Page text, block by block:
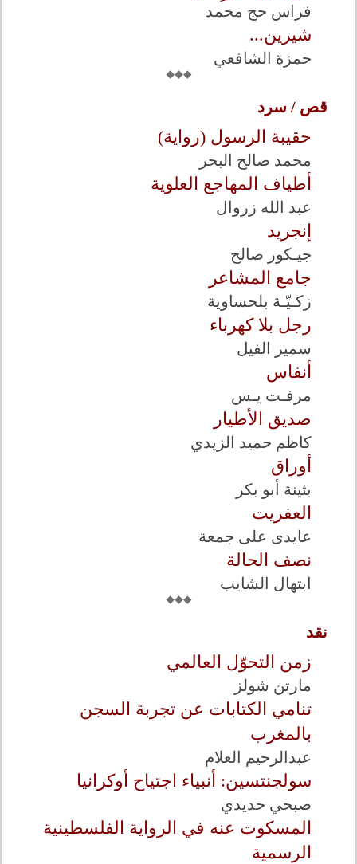
فراس حج محمد
شيرين...
حمزة الشافعي
قص / سرد
حقيبة الرسول (رواية)
محمد صالح البحر
أطياف المهاجع العلوية
عبد الله زروال
إنجريد
جيـكور صالح
جامع المشاعر
زكـيّـة بلحساوية
رجل بلا كهرباء
سمير الفيل
أنفاس
مرفـت يـس
صديق الأطيار
كاظم حميد الزيدي
أوراق
بثينة أبو بكر
العفريت
عايدى على جمعة
نصف الحالة
ابتهال الشايب
نقد
زمن التحوّل العالمي
مارتن شولز
تنامي الكتابات عن تجربة السجن
بالمغرب
عبدالرحيم العلام
سولجنتسين: أنبياء اجتياح أوكرانيا
صبحي حديدي
المسكوت عنه في الرواية الفلسطينية
الرسمية